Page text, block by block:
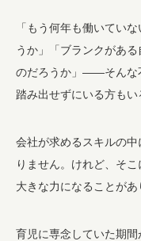
「もう何年も働いてい
うか」「ブランクがあ
のだろうか」——そんな
踏み出せずにいる方もい
会社が求めるスキルの
りません。けれど、そ
大きな力になることがあ
育児に専念していた期